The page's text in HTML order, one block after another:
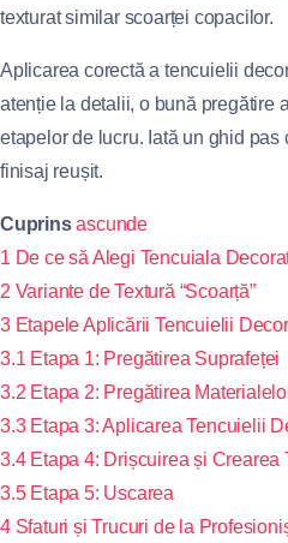
texturat similar scoarței copacilor.
Aplicarea corectă a tencuielii
atenție la detalii, o bună pregătire
etapelor de lucru. Iată un ghid pas
finisaj reușit.
Cuprins ascunde
1 De ce să Alegi Tencuiala
2 Variante de Textură “Scoarță”
3 Etapele Aplicării Tencuielii
3.1 Etapa 1: Pregătirea Suprafeței
3.2 Etapa 2: Pregătirea
3.3 Etapa 3: Aplicarea Tencuielii
3.4 Etapa 4: Drișcuirea și Crearea
3.5 Etapa 5: Uscarea
4 Sfaturi și Trucuri de la